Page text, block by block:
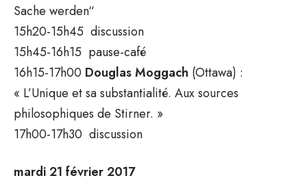
Sache werden“
15h20-15h45 discussion
15h45-16h15 pause-café
16h15-17h00 DouglasMoggach (Ottawa) :
« L’Unique et sa substantialité. Aux sources
philosophiques de Stirner. »
17h00-17h30 discussion
mardi 21 février 2017